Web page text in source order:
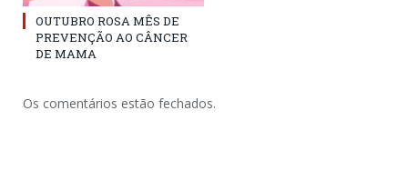
OUTUBRO ROSA MÊS DE
PREVENÇÃO AO CÂNCER
DE MAMA
Os comentários estão fechados.